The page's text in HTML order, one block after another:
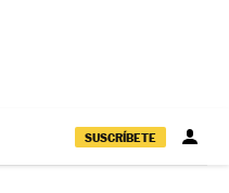
SUSCRÍBETE